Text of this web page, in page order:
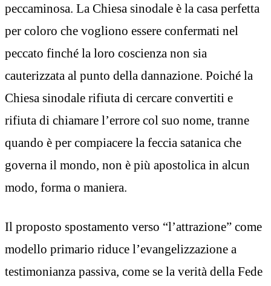
peccaminosa. La Chiesa sinodale è la casa perfetta
per coloro che vogliono essere confermati nel
peccato finché la loro coscienza non sia
cauterizzata al punto della dannazione. Poiché la
Chiesa sinodale rifiuta di cercare convertiti e
rifiuta di chiamare l’errore col suo nome, tranne
quando è per compiacere la feccia satanica che
governa il mondo, non è più apostolica in alcun
modo, forma o maniera.
Il proposto spostamento verso “l’attrazione” come
modello primario riduce l’evangelizzazione a
testimonianza passiva, come se la verità della Fede